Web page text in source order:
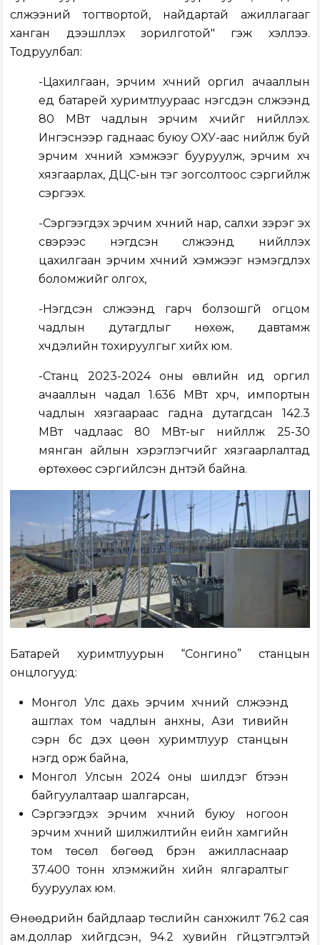
сүлжээний тогтвортой, найдартай ажиллагааг
ханган дээшлүүлэх зорилготой" гэж хэллээ.
Тодруулбал:
-Цахилгаан, эрчим хүчний оргил ачааллын
үед батарей хуримтлуураас нэгсдэн сүлжээнд
80 МВт чадлын эрчим хүчийг нийлүүлэх.
Ингэснээр гаднаас буюу ОХУ-аас нийүүлж буй
эрчим хүчний хэмжээг бууруулж, эрчим хүч
хязгаарлах, ДЦС-ын тэг зогсолтоос сэргийлж
сэргээх.
-Сэргээгдэх эрчим хүчний нар, салхи зэрэг эх
үүсвэрээс нэгдсэн сүлжээнд нийлүүлэх
цахилгаан эрчим хүчний хэмжээг нэмэгдүүлэх
боломжийг олгох,
-Нэгдсэн сүлжээнд гарч болзошгүй огцом
чадлын дутагдлыг нөхөж, давтамж
хүчдэлийн тохируулгыг хийх юм.
-Станц 2023-2024 оны өвлийн ид оргил
ачааллын чадал 1.636 МВт хүрч, импортын
чадлын хязгаараас гадна дутагдсан 142.3
МВт чадлаас 80 МВт-ыг нийлүүлж 25-30
мянган айлын хэрэглэгчийг хязгаарлалтад
өртөхөөс сэргийлсэн дүнтэй байна.
Батарей хуримтлуурын “Сонгино” станцын
онцлогууд:
Монгол Улс дахь эрчим хүчний сүлжээнд
ашглах том чадлын анхны, Ази тивийн
сэрүүн бүс дэх цөөн хуримтлуур станцын
нэгд орж байна,
Монгол Улсын 2024 оны шилдэг бүтээн
байгуулалтаар шалгарсан,
Сэргээгдэх эрчим хүчний буюу ногоон
эрчим хүчний шилжилтийн үеийн хамгийн
том төсөл бөгөөд бүрэн ажилласнаар
37.400 тонн хүлэмжийн хийн ялгаралтыг
бууруулах юм.
Өнөөдрийн байдлаар төслийн санхүүжилт 76.2 сая
ам.доллар хийгдсэн, 94.2 хувийн гүйцэтгэлтэй